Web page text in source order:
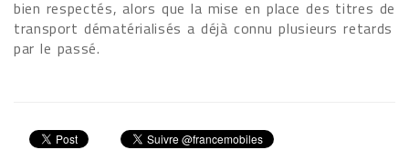
bien respectés, alors que la mise en place des titres de
transport dématérialisés a déjà connu plusieurs retards
par le passé.